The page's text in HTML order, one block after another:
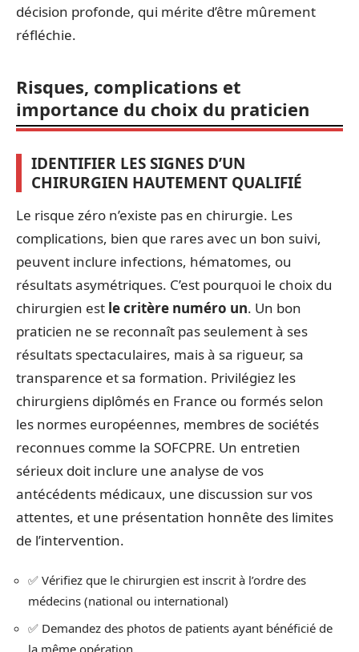
décision profonde, qui mérite d’être mûrement
réfléchie.
Risques, complications et
importance du choix du praticien
IDENTIFIER LES SIGNES D’UN
CHIRURGIEN HAUTEMENT QUALIFIÉ
Le risque zéro n’existe pas en chirurgie. Les
complications, bien que rares avec un bon suivi,
peuvent inclure infections, hématomes, ou
résultats asymétriques. C’est pourquoi le choix du
chirurgien est le critère numéro un. Un bon
praticien ne se reconnaît pas seulement à ses
résultats spectaculaires, mais à sa rigueur, sa
transparence et sa formation. Privilégiez les
chirurgiens diplômés en France ou formés selon
les normes européennes, membres de sociétés
reconnues comme la SOFCPRE. Un entretien
sérieux doit inclure une analyse de vos
antécédents médicaux, une discussion sur vos
attentes, et une présentation honnête des limites
de l’intervention.
✅ Vérifiez que le chirurgien est inscrit à l’ordre des
médecins (national ou international)
✅ Demandez des photos de patients ayant bénéficié de
la même opération